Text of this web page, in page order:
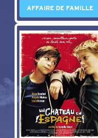
AFFAIRE DE FAMILLE